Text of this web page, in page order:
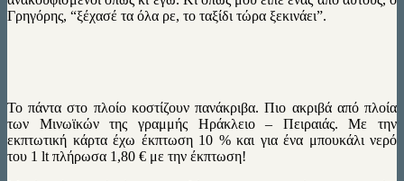
Γρηγόρης, “ξέχασέ τα όλα ρε, το ταξίδι τώρα ξεκινάει”.
Το πάντα στο πλοίο κοστίζουν πανάκριβα. Πιο ακριβά από πλοία
των Μινωϊκών της γραμμής Ηράκλειο – Πειραιάς. Με την
εκπτωτική κάρτα έχω έκπτωση 10 % και για ένα μπουκάλι νερό
του 1 lt πλήρωσα 1,80 € με την έκπτωση!